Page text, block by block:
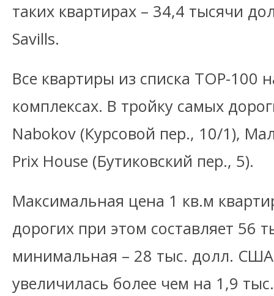
таких квартирах – 34,4 тысячи
Savills.
Все квартиры из списка TOP-100
комплексах. В тройку самых
Nabokov (Курсовой пер., 10/1),
Prix House (Бутиковский пер., 5).
Максимальная цена 1 кв.м
дорогих при этом составляет 56
минимальная – 28 тыс. долл.
увеличилась более чем на 1,9